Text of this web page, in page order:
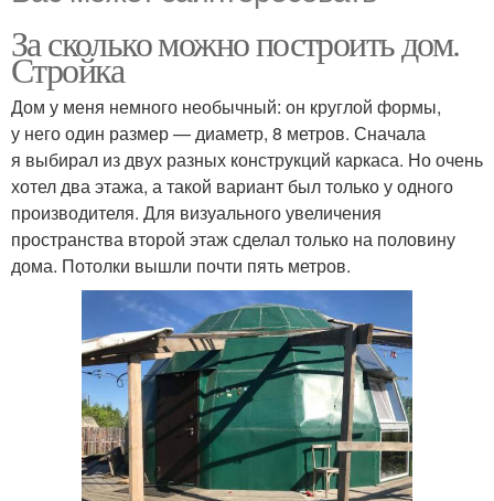
За сколько можно построить дом.
Стройка
Дом у меня немного необычный: он круглой формы,
у него один размер — диаметр, 8 метров. Сначала
я выбирал из двух разных конструкций каркаса. Но очень
хотел два этажа, а такой вариант был только у одного
производителя. Для визуального увеличения
пространства второй этаж сделал только на половину
дома. Потолки вышли почти пять метров.